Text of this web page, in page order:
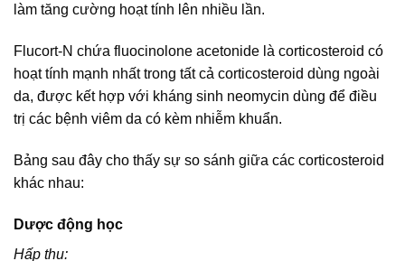
làm tăng cường hoạt tính lên nhiều lần.
Flucort-N chứa fluocinolone acetonide là corticosteroid có
hoạt tính mạnh nhất trong tất cả corticosteroid dùng ngoài
da, được kết hợp với kháng sinh neomycin dùng để điều
trị các bệnh viêm da có kèm nhiễm khuẩn.
Bảng sau đây cho thấy sự so sánh giữa các corticosteroid
khác nhau:
Dược động học
Hấp thu: